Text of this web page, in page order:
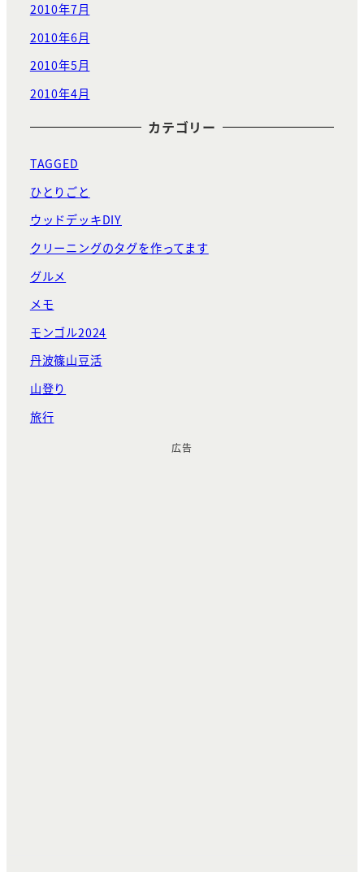
2010年7月
2010年6月
2010年5月
2010年4月
カテゴリー
TAGGED
ひとりごと
ウッドデッキDIY
クリーニングのタグを作ってます
グルメ
メモ
モンゴル2024
丹波篠山豆活
山登り
旅行
広告